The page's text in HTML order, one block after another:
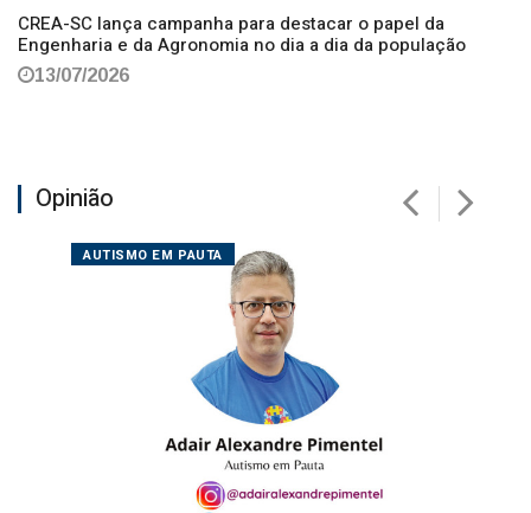
CREA-SC lança campanha para destacar o papel da
Engenharia e da Agronomia no dia a dia da população
13/07/2026
Opinião
AUTISMO EM PAUTA